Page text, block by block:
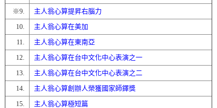
※9. 主人翁心算提昇右腦力
10. 主人翁心算在美加
11. 主人翁心算在東南亞
12. 主人翁心算在台中文化中心表演之一
13. 主人翁心算在台中文化中心表演之二
14. 主人翁心算創辦人榮獲國家師鐸獎
15. 主人翁心算極短篇